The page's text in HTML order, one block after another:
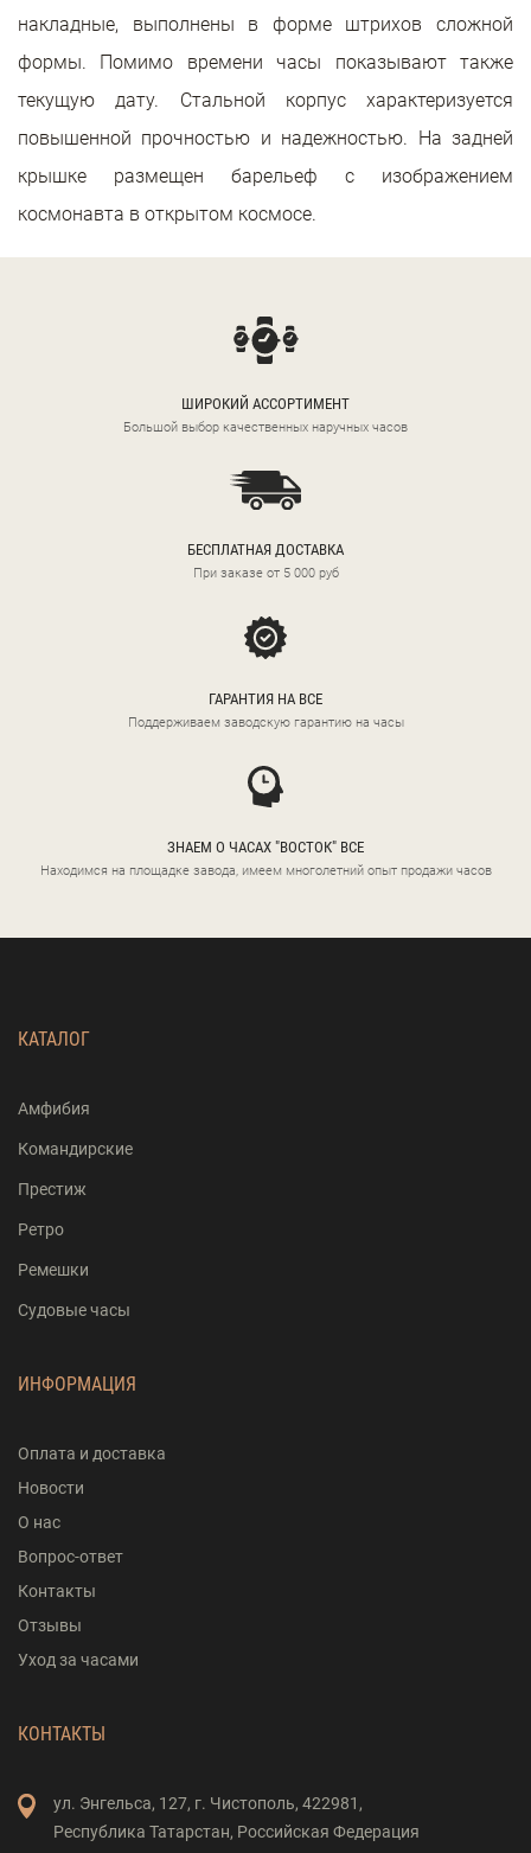
накладные, выполнены в форме штрихов сложной
формы. Помимо времени часы показывают также
текущую дату. Стальной корпус характеризуется
повышенной прочностью и надежностью. На задней
крышке размещен барельеф с изображением
космонавта в открытом космосе.
ШИРОКИЙ АССОРТИМЕНТ
Большой выбор качественных наручных часов
БЕСПЛАТНАЯ ДОСТАВКА
При заказе от 5 000 руб
ГАРАНТИЯ НА ВСЕ
Поддерживаем заводскую гарантию на часы
ЗНАЕМ О ЧАСАХ "ВОСТОК" ВСЕ
Находимся на площадке завода, имеем многолетний опыт продажи часов
КАТАЛОГ
Амфибия
Командирские
Престиж
Ретро
Ремешки
Судовые часы
ИНФОРМАЦИЯ
Оплата и доставка
Новости
О нас
Вопрос-ответ
Контакты
Отзывы
Уход за часами
КОНТАКТЫ
ул. Энгельса, 127, г. Чистополь, 422981,
Республика Татарстан, Российская Федерация